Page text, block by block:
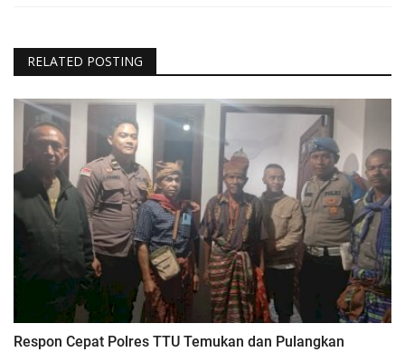
RELATED POSTING
Respon Cepat Polres TTU Temukan dan Pulangkan